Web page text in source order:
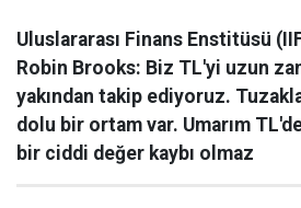
Uluslararası Finans Enstitüsü
Robin Brooks: Biz TL'yi uzun
yakından takip ediyoruz.
dolu bir ortam var. Umarım
bir ciddi değer kaybı olmaz